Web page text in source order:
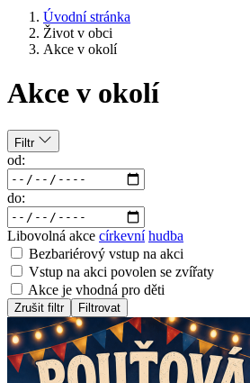
Úvodní stránka
Život v obci
Akce v okolí
Akce v okolí
Filtr
od:
do:
Libovolná akce církevní hudba
Bezbariérový vstup na akci
Vstup na akci povolen se zvířaty
Akce je vhodná pro děti
Zrušit filtr Filtrovat